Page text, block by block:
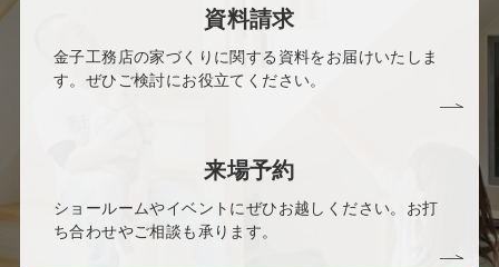
資料請求
金子工務店の家づくりに関する資料をお届けいたしま
す。ぜひご検討にお役立てください。
来場予約
ショールームやイベントにぜひお越しください。お打
ち合わせやご相談も承ります。